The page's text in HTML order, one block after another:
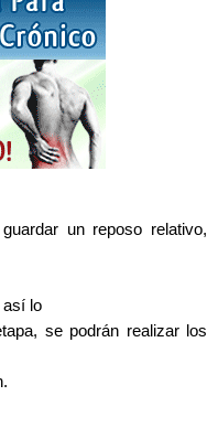
un reposo relativo,
así lo
se podrán realizar los